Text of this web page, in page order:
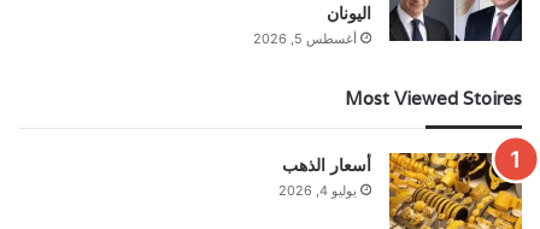
اليونان
أغسطس 5, 2026
Most Viewed Stoires
أسعار الذهب
يوليو 4, 2026